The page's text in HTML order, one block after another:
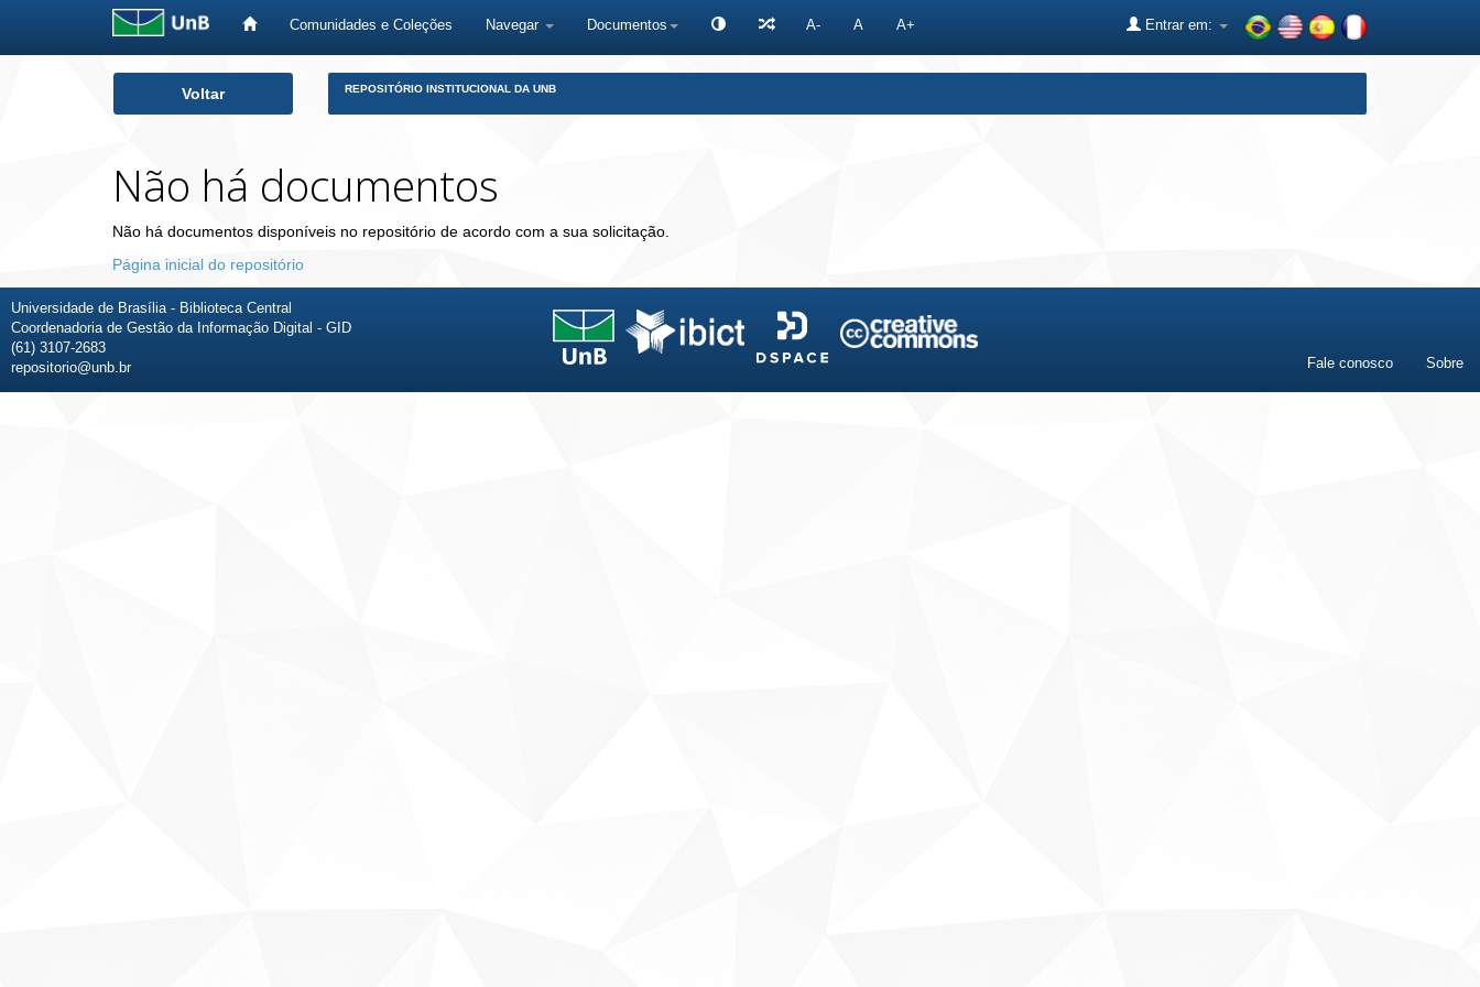
Comunidades e Coleções Navegar Documentos A- A A+ Entrar em:
Voltar REPOSITÓRIO INSTITUCIONAL DA UNB
Não há documentos
Não há documentos disponíveis no repositório de acordo com a sua solicitação.
Página inicial do repositório
Universidade de Brasília - Biblioteca Central
Coordenadoria de Gestão da Informação Digital - GID
(61) 3107-2683
repositorio@unb.br
Fale conosco Sobre